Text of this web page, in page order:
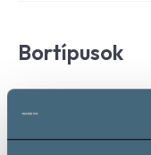
Bortípusok
Természetes édes
Egyéb Természetes